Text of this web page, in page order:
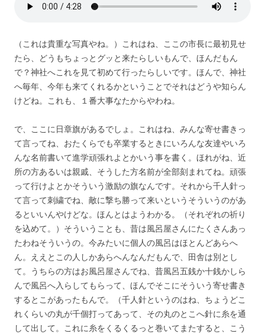
（これは貴重な写真やね。）これはね、ここの市長に最初見せ
たら、どうもちょっとグッと来たらしいもんで、ほんだもん
で？神社へこれを見て初めて行ったらしいです。ほんで、神社
へ毎年、今年も来てくれるかということでそれはどうや知らん
けどね。これも、１番大事なたからやわね。
で、ここに日章旗があるでしょ。これはね、みんな寄せ書きっ
て言ってね、おたくらでも卒業するときにいろんな友達やいろ
んな名前書いて進学頑張れよとかいう事を書く。ほれがね、近
所の方あるいは親戚、そうした方名前が全部刻まれてね。頑張
って行けよとかそういう激励の旗なんです。それから千人針っ
て言って刺繍でね、敵に撃ち勝って来いというそういうのがあ
るといいんやけどな。ほんとはようわかる。（それぞれの祈り
を込めて。）そういうことも、昔は風呂屋さんにたくさんあっ
たわねそういうの。今みたいに個人の風呂はほとんどあらへ
ん。ええとこの人しかあらへんなんだもんで、田舎は別とし
て。うちらの方はお風呂屋さんでね、昔風呂五銭か十銭かしら
んで風呂へ入らしてもらって、ほんでそこにそういう寄せ書き
するとこがあったもんで。（千人針というのはね、ちょうどこ
れくらいの丸が千個打ってあって、その丸のとこへ針に糸を通
して出して。これに糸をくるくるっと巻いてまたすると、こう